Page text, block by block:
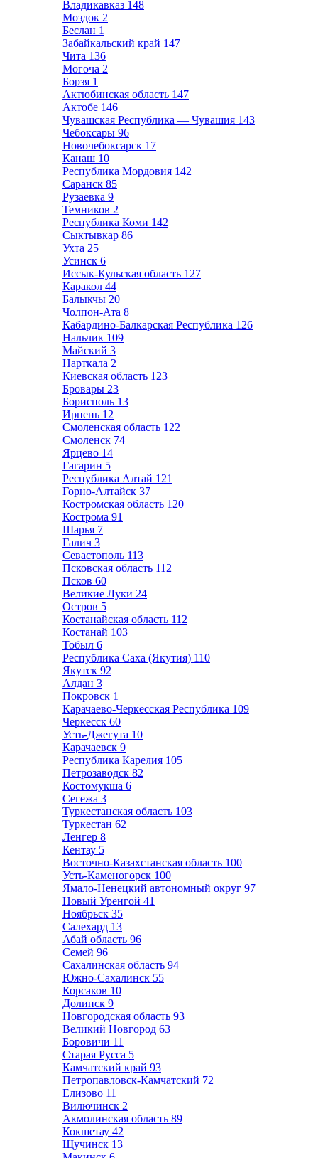
Владикавказ 148
Моздок 2
Беслан 1
Забайкальский край 147
Чита 136
Могоча 2
Борзя 1
Актюбинская область 147
Актобе 146
Чувашская Республика — Чувашия 143
Чебоксары 96
Новочебоксарск 17
Канаш 10
Республика Мордовия 142
Саранск 85
Рузаевка 9
Темников 2
Республика Коми 142
Сыктывкар 86
Ухта 25
Усинск 6
Иссык-Кульская область 127
Каракол 44
Балыкчы 20
Чолпон-Ата 8
Кабардино-Балкарская Республика 126
Нальчик 109
Майский 3
Нарткала 2
Киевская область 123
Бровары 23
Борисполь 13
Ирпень 12
Смоленская область 122
Смоленск 74
Ярцево 14
Гагарин 5
Республика Алтай 121
Горно-Алтайск 37
Костромская область 120
Кострома 91
Шарья 7
Галич 3
Севастополь 113
Псковская область 112
Псков 60
Великие Луки 24
Остров 5
Костанайская область 112
Костанай 103
Тобыл 6
Республика Саха (Якутия) 110
Якутск 92
Алдан 3
Покровск 1
Карачаево-Черкесская Республика 109
Черкесск 60
Усть-Джегута 10
Карачаевск 9
Республика Карелия 105
Петрозаводск 82
Костомукша 6
Сегежа 3
Туркестанская область 103
Туркестан 62
Ленгер 8
Кентау 5
Восточно-Казахстанская область 100
Усть-Каменогорск 100
Ямало-Ненецкий автономный округ 97
Новый Уренгой 41
Ноябрьск 35
Салехард 13
Абай область 96
Семей 96
Сахалинская область 94
Южно-Сахалинск 55
Корсаков 10
Долинск 9
Новгородская область 93
Великий Новгород 63
Боровичи 11
Старая Русса 5
Камчатский край 93
Петропавловск-Камчатский 72
Елизово 11
Вилючинск 2
Акмолинская область 89
Кокшетау 42
Щучинск 13